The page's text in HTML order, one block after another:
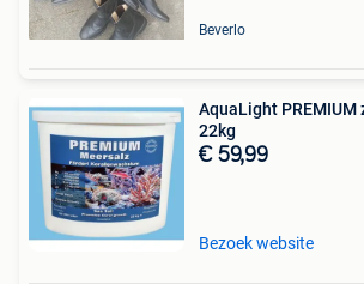
Beverlo
AquaLight
22kg
€ 59,99
Bezoek website